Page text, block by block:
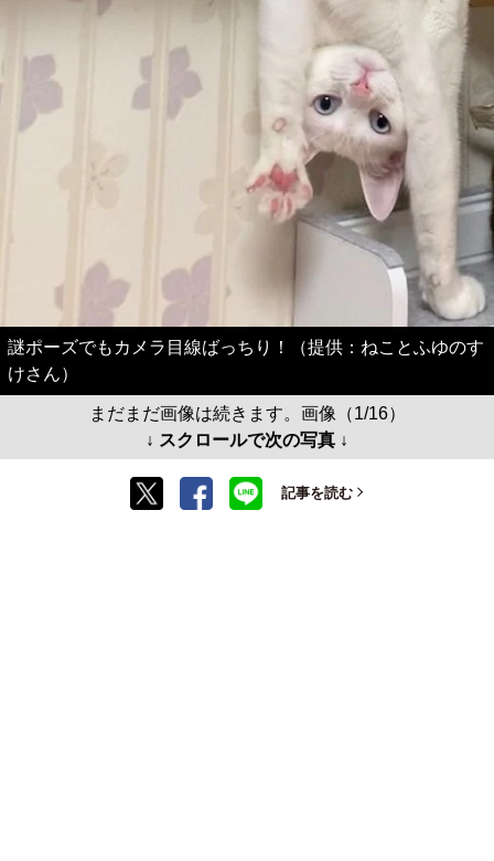
謎ポーズでもカメラ目線ばっちり！（提供：ねことふゆのす
けさん）
まだまだ画像は続きます。画像（1/16）
↓ スクロールで次の写真 ↓
記事を読む